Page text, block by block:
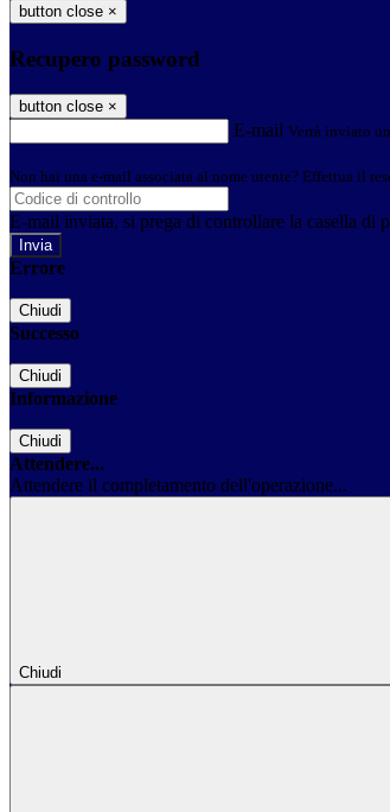
button close ×
Recupero password
button close ×
E-mail Verrà inviato
Non hai una e-mail associata al nome utente? Effettua il
E-mail inviata, si prega di controllare la casella di
Errore
Chiudi
Successo
Chiudi
Informazione
Chiudi
Attendere...
Attendere il completamento dell'operazione...
Chiudi